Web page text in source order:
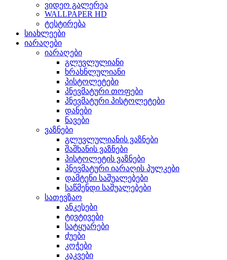
ვიდეო გალერეა
WALLPAPER HD
ტესტირება
სიახლეები
იარაღები
იარაღები
გლუვლულიანი
ხრახნლულიანი
პისტოლეტები
პნევმატური თოფები
პნევმატური პისტოლეტები
დანები
ნავები
ვაზნები
გლუვლულიანის ვაზნები
შაშხანის ვაზნები
პისტოლეტის ვაზნები
პნევმატური იარაღის პულკები
დამტენი საშუალებები
საწმენდი საშუალებები
სათევზაო
ანკესები
ტივტივები
სატყუარები
ძუები
კოჭები
კაკვები